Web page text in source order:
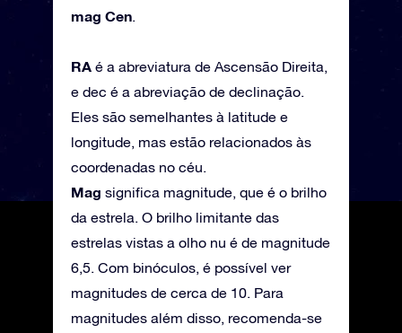
mag Cen.
RA é a abreviatura de Ascensão Direita,
e dec é a abreviação de declinação.
Eles são semelhantes à latitude e
longitude, mas estão relacionados às
coordenadas no céu.
Mag significa magnitude, que é o brilho
da estrela. O brilho limitante das
estrelas vistas a olho nu é de magnitude
6,5. Com binóculos, é possível ver
magnitudes de cerca de 10. Para
magnitudes além disso, recomenda-se